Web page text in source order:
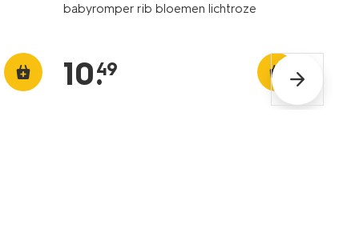
babyromper rib bloemen lichtroze
10.
49